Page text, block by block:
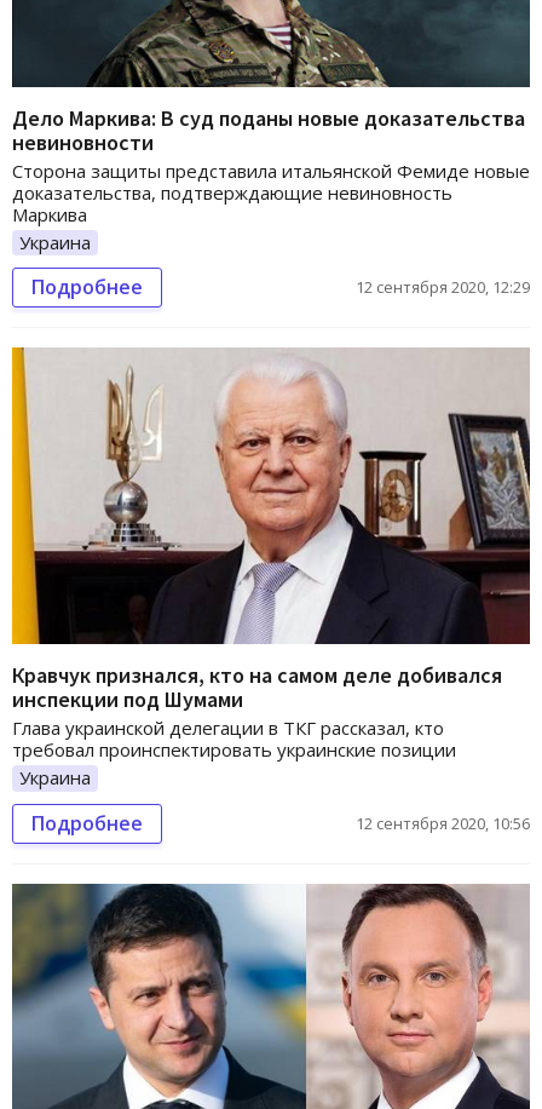
Дело Маркива: В суд поданы новые доказательства
невиновности
Сторона защиты представила итальянской Фемиде новые
доказательства, подтверждающие невиновность
Маркива
Украина
Подробнее 12 сентября 2020, 12:29
Кравчук признался, кто на самом деле добивался
инспекции под Шумами
Глава украинской делегации в ТКГ рассказал, кто
требовал проинспектировать украинские позиции
Украина
Подробнее 12 сентября 2020, 10:56